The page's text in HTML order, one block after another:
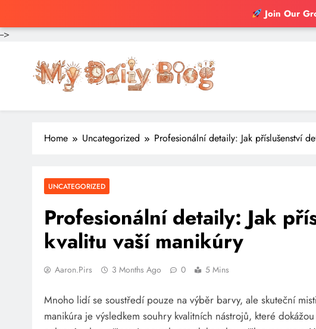
Join Our
-->
Home Uncategorized Profesionální detaily: Jak příslušenství
UNCATEGORIZED
Profesionální detaily: Jak
kvalitu vaší manikúry
Aaron.pirs 3 Months Ago 0 5 Mins
Mnoho lidí se soustředí pouze na výběr barvy, ale skuteční
manikúra je výsledkem souhry kvalitních nástrojů, které